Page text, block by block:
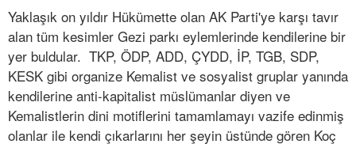
Yaklaşık on yıldır Hükümette olan AK Parti'ye karşı tavır
alan tüm kesimler Gezi parkı eylemlerinde kendilerine bir
yer buldular. TKP, ÖDP, ADD, ÇYDD, İP, TGB, SDP,
KESK gibi organize Kemalist ve sosyalist gruplar yanında
kendilerine anti-kapitalist müslümanlar diyen ve
Kemalistlerin dini motiflerini tamamlamayı vazife edinmiş
olanlar ile kendi çıkarlarını her şeyin üstünde gören Koç